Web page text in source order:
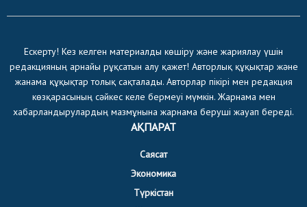
Ескерту! Кез келген материалды көшіру және жариялау үшін
редакцияның арнайы рұқсатын алу қажет! Авторлық құқықтар және
жанама құқықтар толық сақталады. Авторлар пікірі мен редакция
көзқарасының сәйкес келе бермеуі мүмкін. Жарнама мен
хабарландырулардың мазмұнына жарнама беруші жауап береді.
АҚПАРАТ
Саясат
Экономика
Түркістан